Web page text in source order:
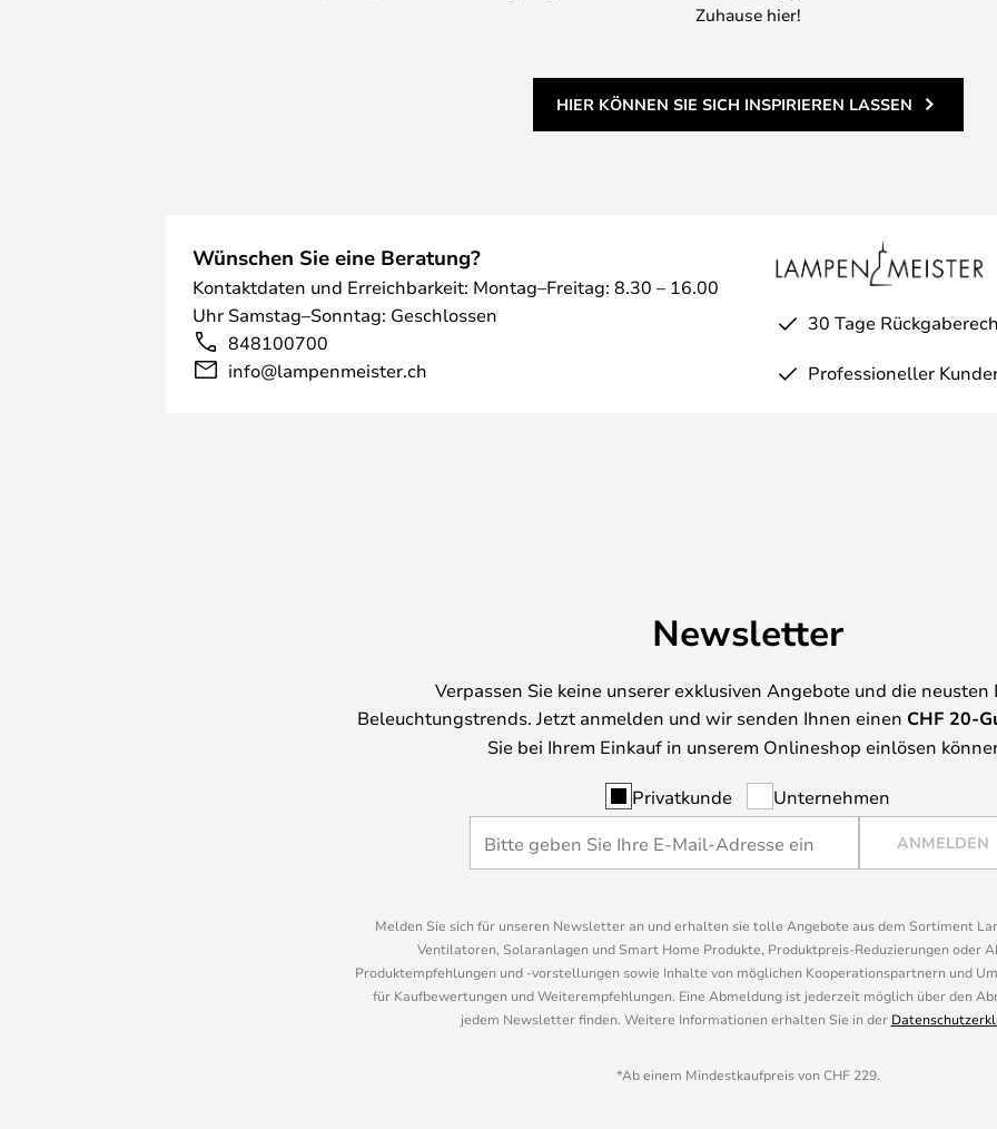
Zuhause hier!
HIER KÖNNEN SIE SICH INSPIRIEREN LASSEN
Wünschen Sie eine Beratung?
Kontaktdaten und Erreichbarkeit: Montag–Freitag: 8.30 – 16.00
Uhr Samstag–Sonntag: Geschlossen
848100700
info@lampenmeister.ch
30 Tage
Professioneller
Newsletter
Verpassen Sie keine unserer exklusiven Angebote und die neusten
Beleuchtungstrends. Jetzt anmelden und wir senden Ihnen einen CHF 20-
Sie bei Ihrem Einkauf in unserem Onlineshop einlösen
Privatkunde Unternehmen
ANMELDEN
Melden Sie sich für unseren Newsletter an und erhalten sie tolle Angebote aus dem Sortiment
Ventilatoren, Solaranlagen und Smart Home Produkte, Produktpreis-Reduzierungen oder
Produktempfehlungen und -vorstellungen sowie Inhalte von möglichen Kooperationspartnern und
für Kaufbewertungen und Weiterempfehlungen. Eine Abmeldung ist jederzeit möglich über den
jedem Newsletter finden. Weitere Informationen erhalten Sie in der
*Ab einem Mindestkaufpreis von CHF 229.